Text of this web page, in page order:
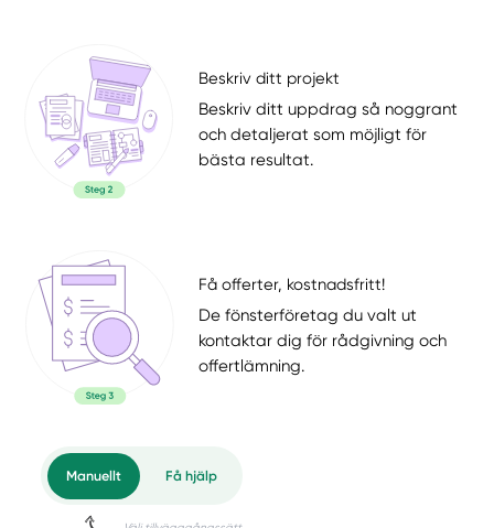
Beskriv ditt projekt
Beskriv ditt uppdrag så noggrant
och detaljerat som möjligt för
bästa resultat.
Få offerter, kostnadsfritt!
De fönsterföretag du valt ut
kontaktar dig för rådgivning och
offertlämning.